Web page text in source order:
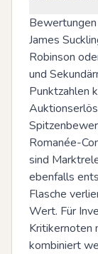
James
Robinson
und
Punktzahlen
Romanée-
sind
ebenfalls
Flasche
Wert. Für
Kritikernoten
kombiniert